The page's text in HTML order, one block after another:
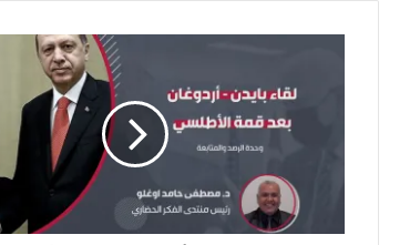
ي
ب
إ
ن
ا
م